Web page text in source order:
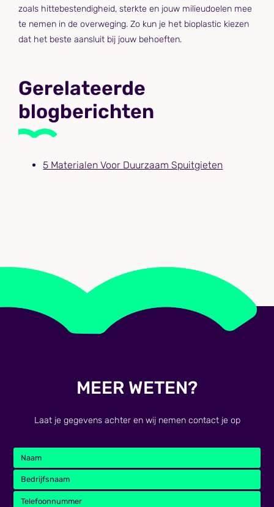
zoals hittebestendigheid, sterkte en jouw milieudoelen mee
te nemen in de overweging. Zo kun je het bioplastic kiezen
dat het beste aansluit bij jouw behoeften.
Gerelateerde
blogberichten
5 Materialen Voor Duurzaam Spuitgieten
MEER WETEN?
Laat je gegevens achter en wij nemen contact je op